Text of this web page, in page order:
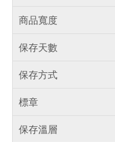
商品寬度
保存天數
保存方式
標章
保存溫層